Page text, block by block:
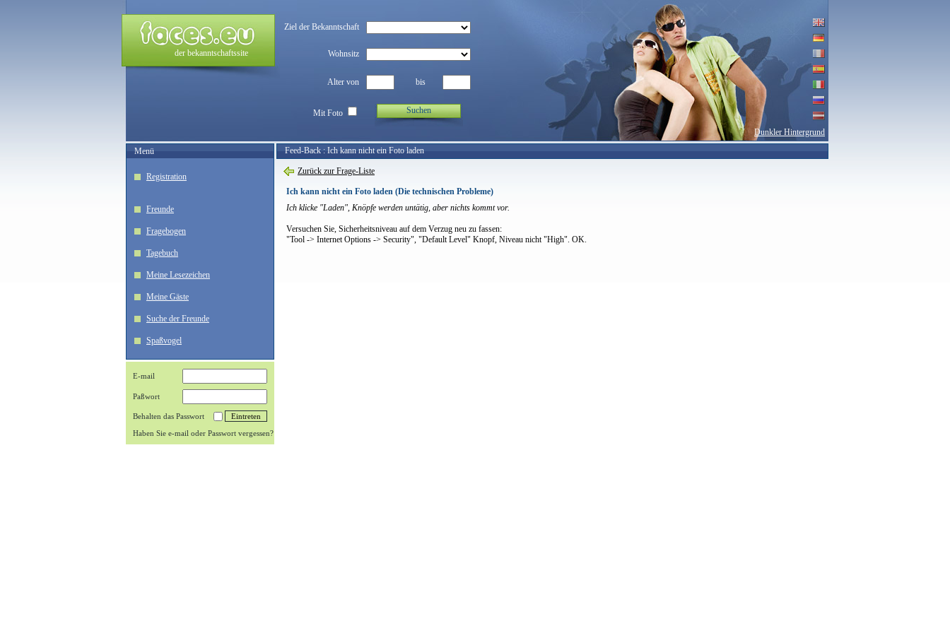
der bekanntschaftssite
Ziel der Bekanntschaft
Wohnsitz
Alter von bis
Mit Foto Suchen
Dunkler Hintergrund
Menü
Registration
Freunde
Fragebogen
Tagebuch
Meine Lesezeichen
Meine Gäste
Suche der Freunde
Spaßvogel
E-mail
Paßwort
Behalten das Passwort
Haben Sie e-mail oder Passwort vergessen?
Feed-Back : Ich kann nicht ein Foto laden
Zurück zur Frage-Liste
Ich kann nicht ein Foto laden (Die technischen Probleme)
Ich klicke "Laden", Knöpfe werden untätig, aber nichts kommt vor.
Versuchen Sie, Sicherheitsniveau auf dem Verzug neu zu fassen:
"Tool -> Internet Options -> Security", "Default Level" Knopf, Niveau nicht "High". OK.